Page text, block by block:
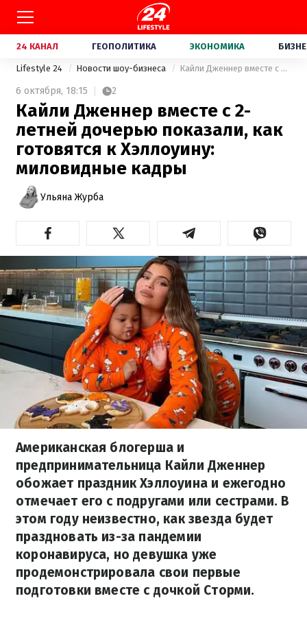
24 КАНАЛ ГЕОПОЛИТИКА ЭКОНОМИКА
Lifestyle 24 Новости шоу-бизнеса Кайли Дженнер вместе с 2-летней дочерью показали, как готовятся к Хэллоуину: миловидные кадры
6 октября, 18:15 2
Кайли Дженнер вместе с 2-
летней дочерью показали, как
готовятся к Хэллоуину:
миловидные кадры
Ульяна Журба
Американская блогерша и
предпринимательница Кайли Дженнер
обожает праздник Хэллоуина и ежегодно
отмечает его с подругами или сестрами. В
этом году неизвестно, как звезда будет
праздновать из-за пандемии
коронавируса, но девушка уже
продемонстрировала свои первые
подготовки вместе с дочкой Сторми.